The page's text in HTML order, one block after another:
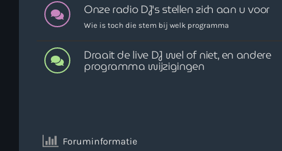
Onze radio DJ's stellen zich aan u voor
Wie is toch die stem bij welk programma
Draait de live DJ wel of niet, en andere
programma wijzigingen
Foruminformatie